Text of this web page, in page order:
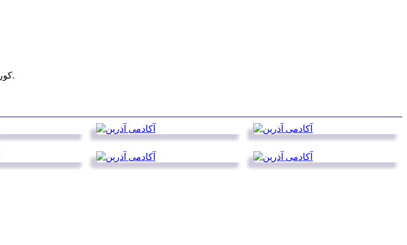
کورس جامع آنلاین ایمپلنت گایدد (دیجیتال) در زمستان 1403 به صورت ورکشاپ و آنلاین برگزار می شود.